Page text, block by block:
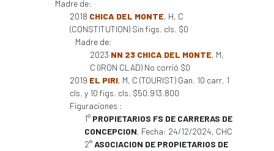
Madre de:
2018 CHICA DEL MONTE, H, C
(CONSTITUTION) Sin figs. cls. $0
Madre de:
2023 NN 23 CHICA DEL MONTE, M,
C (IRON CLAD) No corrió $0
2019 EL PIRI, M, C (TOURIST) Gan. 10 carr. 1
cls. y 10 figs. cls. $50.913.800
Figuraciones :
1° PROPIETARIOS FS DE CARRERAS DE
CONCEPCION, Fecha: 24/12/2024, CHC
2°ASOCIACION DE PROPIETARIOS DE